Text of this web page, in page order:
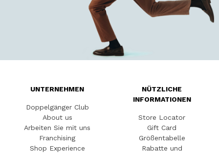
UNTERNEHMEN
Doppelgänger Club
About us
Arbeiten Sie mit uns
Franchising
Shop Experience
NÜTZLICHE
INFORMATIONEN
Store Locator
Gift Card
Größentabelle
Rabatte und